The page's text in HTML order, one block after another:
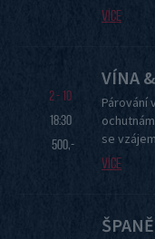
Více
2 - 10
18:30
500,-
VÍNA
Párování
se
Více